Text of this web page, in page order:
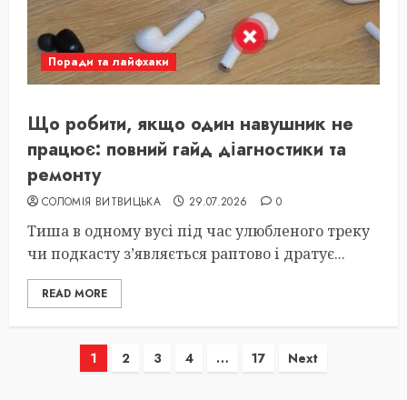
Поради та лайфхаки
Що робити, якщо один навушник не
працює: повний гайд діагностики та
ремонту
СОЛОМІЯ ВИТВИЦЬКА 29.07.2026 0
Тиша в одному вусі під час улюбленого треку
чи подкасту з’являється раптово і дратує...
READ MORE
Пагінація
1 2 3 4 … 17 Next